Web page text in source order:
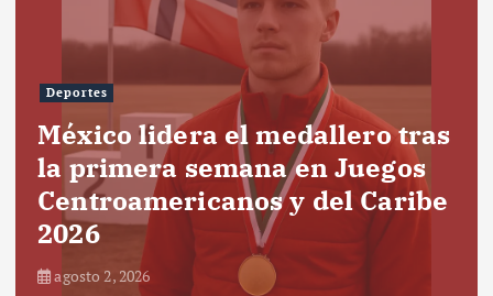
Deportes
México lidera el medallero tras
la primera semana en Juegos
Centroamericanos y del Caribe
2026
agosto 2, 2026